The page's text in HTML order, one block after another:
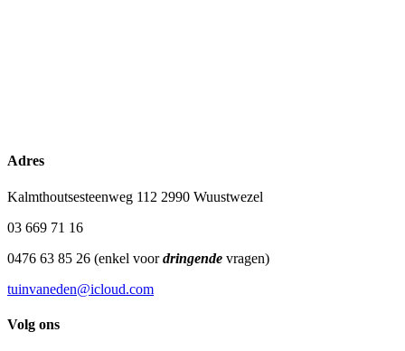
Adres
Kalmthoutsesteenweg 112 2990 Wuustwezel
03 669 71 16
0476 63 85 26 (enkel voordringende vragen)
tuinvaneden@icloud.com
Volg ons